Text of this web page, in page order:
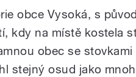
obce Vysoká, s
kdy na místě kostela
obec se
stejný osud jako